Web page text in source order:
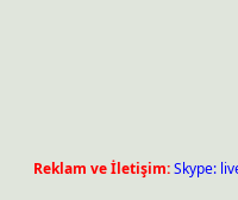
Reklam ve İletişim:Skype: